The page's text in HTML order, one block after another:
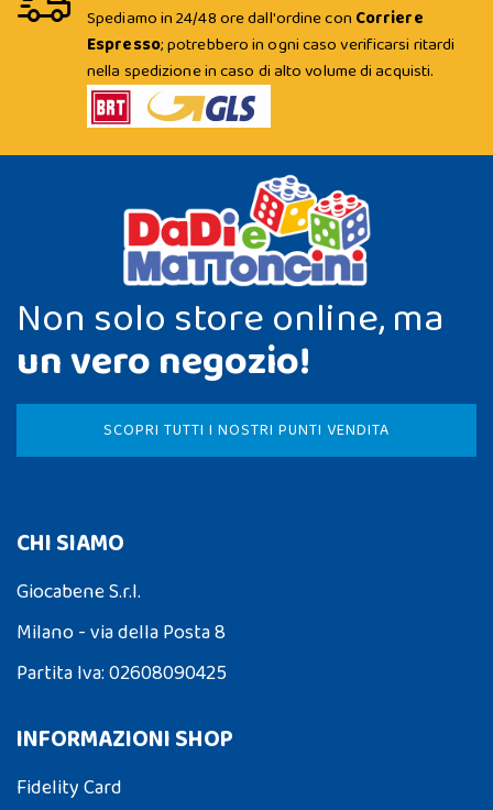
Spediamo in 24/48 ore dall'ordine con Corriere
Espresso; potrebbero in ogni caso verificarsi ritardi
nella spedizione in caso di alto volume di acquisti.
Non solo store online, ma
un vero negozio!
SCOPRI TUTTI I NOSTRI PUNTI VENDITA
CHI SIAMO
Giocabene S.r.l.
Milano - via della Posta 8
Partita Iva: 02608090425
INFORMAZIONI SHOP
Fidelity Card